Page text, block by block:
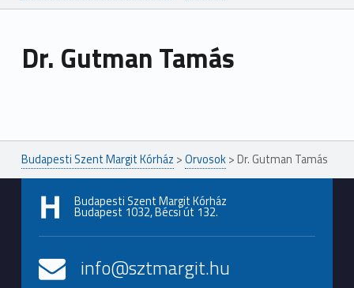
Dr. Gutman Tamás
Budapesti Szent Margit Kórház >Orvosok> Dr. Gutman Tamás
Budapesti Szent Margit Kórház
Budapest 1032, Bécsi út 132.
info@sztmargit.hu